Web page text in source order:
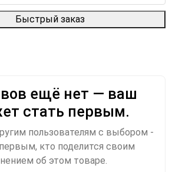
Быстрый заказ
ещё нет — ваш
стать первым.
пользователям с выбором -
кто поделится своим
об этом товаре.